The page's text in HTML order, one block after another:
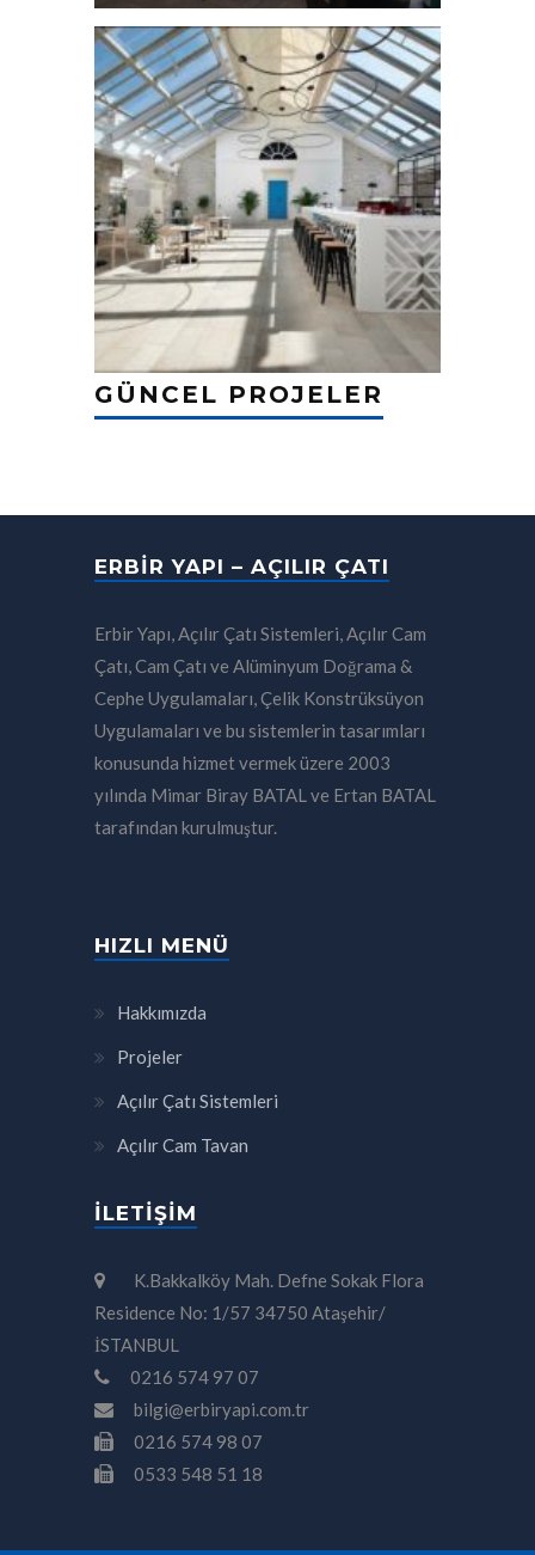
GÜNCEL PROJELER
ERBIR YAPI – AÇILIR ÇATI
Erbir Yapı, Açılır Çatı Sistemleri, Açılır Cam
Çatı, Cam Çatı ve Alüminyum Doğrama &
Cephe Uygulamaları, Çelik Konstrüksüyon
Uygulamaları ve bu sistemlerin tasarımları
konusunda hizmet vermek üzere 2003
yılında Mimar Biray BATAL ve Ertan BATAL
tarafından kurulmuştur.
HIZLI MENÜ
Hakkımızda
Projeler
Açılır Çatı Sistemleri
Açılır Cam Tavan
İLETIŞIM
K.Bakkalköy Mah. Defne Sokak Flora
Residence No: 1/57 34750 Ataşehir/
İSTANBUL
0216 574 97 07
bilgi@erbiryapi.com.tr
0216 574 98 07
0533 548 51 18